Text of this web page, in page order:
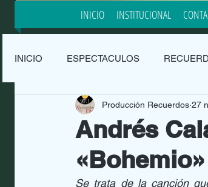
INICIO INSTITUCIONAL
INICIO ESPECTACULOS
GRANDES ARTISTAS NUEVAS
CULTURA SALUD
Andrés
Producción Recuerdos 27
Se trata de la canción